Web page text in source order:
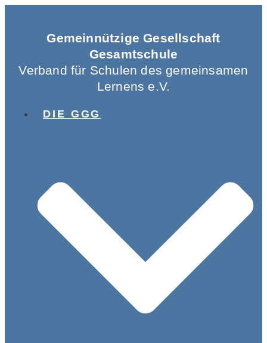
Gemeinnützige Gesellschaft
Gesamtschule
Verband für Schulen des gemeinsamen
Lernens e.V.
DIE GGG